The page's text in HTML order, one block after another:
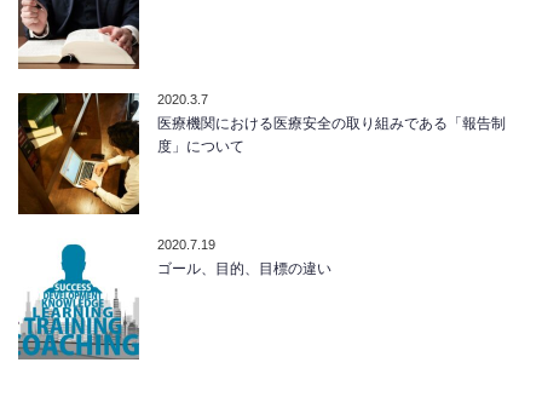
2020.3.7
医療機関における医療安全の取り組みである「報告制
度」について
2020.7.19
ゴール、目的、目標の違い